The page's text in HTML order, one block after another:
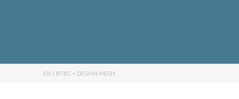
IDS | BTEC > DESAIN MESH